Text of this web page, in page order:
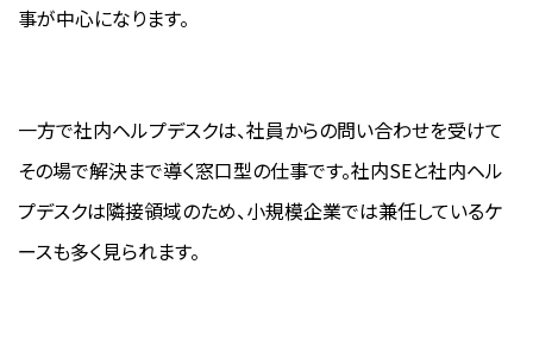
事が中心になります。
一方で社内ヘルプデスクは、社員からの問い合わせを受けて
その場で解決まで導く窓口型の仕事です。社内SEと社内ヘル
プデスクは隣接領域のため、小規模企業では兼任しているケ
ースも多く見られます。